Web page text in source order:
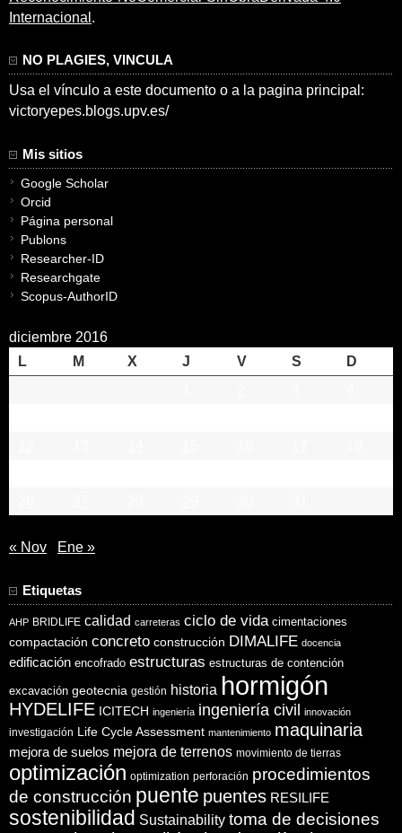
Internacional .
NO PLAGIES, VINCULA
Usa el vínculo a este documento o a la pagina principal:
victoryepes.blogs.upv.es/
Mis sitios
Google Scholar
Orcid
Página personal
Publons
Researcher-ID
Researchgate
Scopus-AuthorID
diciembre 2016
L
M X J V S
D
« Nov Ene »
Etiquetas
AHP BRIDLIFE calidad carreteras ciclo de vida cimentaciones
compactación concreto construcción DIMALIFE docencia
edificación encofrado estructuras estructuras de contención
excavación geotecnia gestión historia hormigón
HYDELIFE ICITECH ingeniería ingeniería civil innovación
investigación Life Cycle Assessment mantenimiento maquinaria
mejora de suelos mejora de terrenos movimiento de tierras
optimización optimization perforación procedimientos
de construcción puente puentes RESILIFE
sostenibilidad Sustainability toma de decisiones